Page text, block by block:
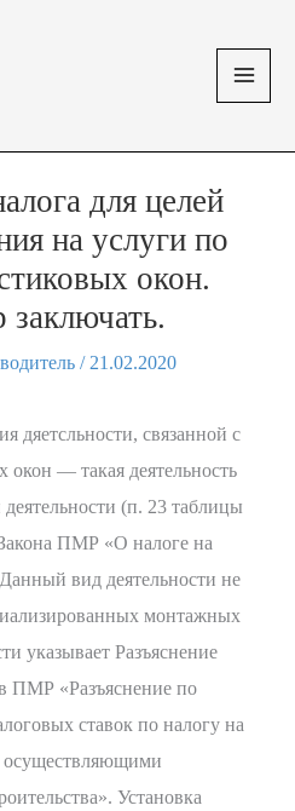
для целей
на услуги по
окон.
заключать.
/21.02.2020
дяетсльности, связанной с
окон — такая деятельность
(п. 23 таблицы
ПМР «О налоге на
вид деятельности не
монтажных
указывает Разъяснение
ПМР «Разъяснение по
ставок по налогу на
осуществляющими
Установка